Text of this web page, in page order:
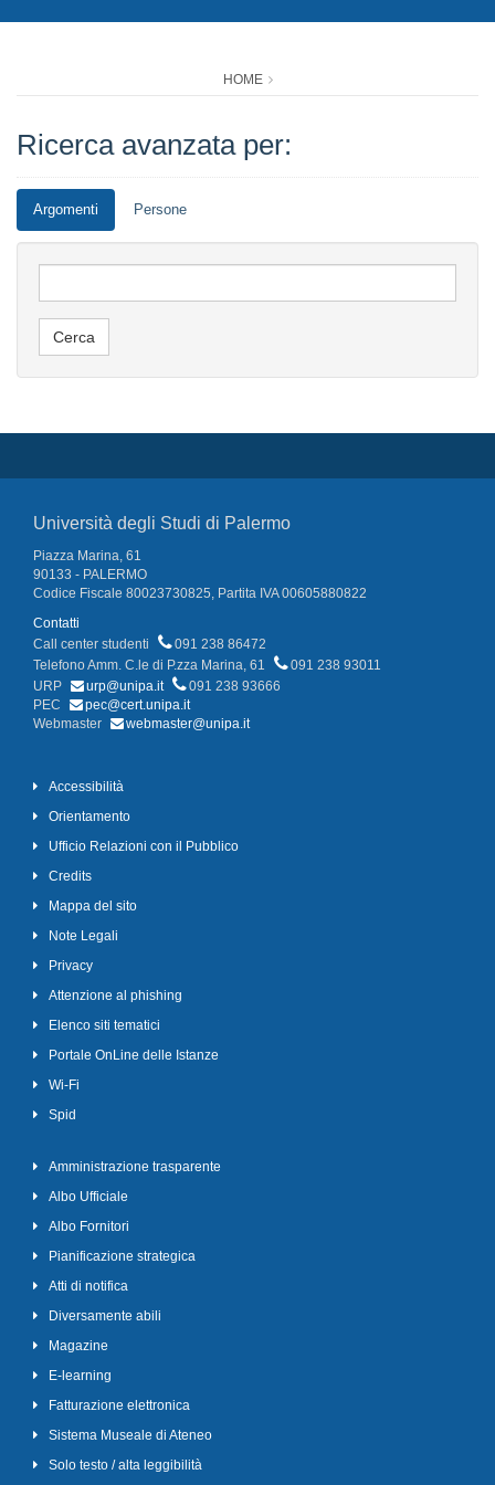
HOME
Ricerca avanzata per:
Argomenti Persone
Università degli Studi di Palermo
Piazza Marina, 61
90133 - PALERMO
Codice Fiscale 80023730825, Partita IVA 00605880822
Contatti
Call center studenti
091 238 86472
Telefono Amm. C.le di P.zza Marina, 61
091 238 93011
URP
urp@unipa.it
091 238 93666
PEC
pec@cert.unipa.it
Webmaster
webmaster@unipa.it
Accessibilità
Orientamento
Ufficio Relazioni con il Pubblico
Credits
Mappa del sito
Note Legali
Privacy
Attenzione al phishing
Elenco siti tematici
Portale OnLine delle Istanze
Wi-Fi
Spid
Amministrazione trasparente
Albo Ufficiale
Albo Fornitori
Pianificazione strategica
Atti di notifica
Diversamente abili
Magazine
E-learning
Fatturazione elettronica
Sistema Museale di Ateneo
Solo testo / alta leggibilità